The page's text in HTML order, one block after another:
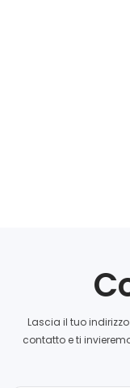
Lascia il tuo
contatto e ti